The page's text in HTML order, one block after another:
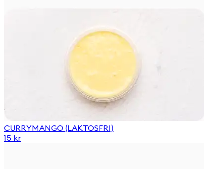
CURRYMANGO (LAKTOSFRI)
15 kr